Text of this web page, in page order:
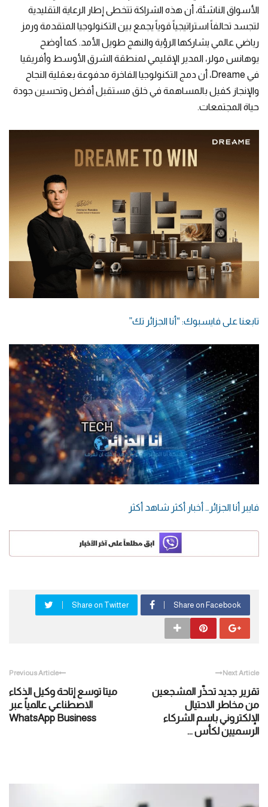
الأسواق الناشئة، أن هذه الشراكة تتخطى إطار الرعاية التقليدية
لتجسد تحالفاً استراتيجياً قوياً يجمع بين التكنولوجيا المتقدمة ورمز
رياضي عالمي يشاركها الرؤية والنهج طويل الأمد. كما أوضح
يوهانس مولر، المدير الإقليمي لمنطقة الشرق الأوسط وأفريقيا
في Dreame، أن دمج التكنولوجيا الفاخرة مدفوعة بعقلية النجاح
والإنجاز كفيل بالمساهمة في خلق مستقبل أفضل وتحسين جودة
حياة المجتمعات.
تابعنا على فايسبوك: “أنا الجزائر تك”
فايبر أنا الجزائر… أخبار أكثر شاهد أكثر
Share on Facebook
Share on Twitter
Previous Article
ميتا توسع إتاحة وكيل الذكاء
الاصطناعي عالمياً عبر
WhatsApp Business
Next Article
تقرير جديد تحذّر المشجعين
من مخاطر الاحتيال
الإلكتروني باسم الشركاء
الرسميين لكأس ...